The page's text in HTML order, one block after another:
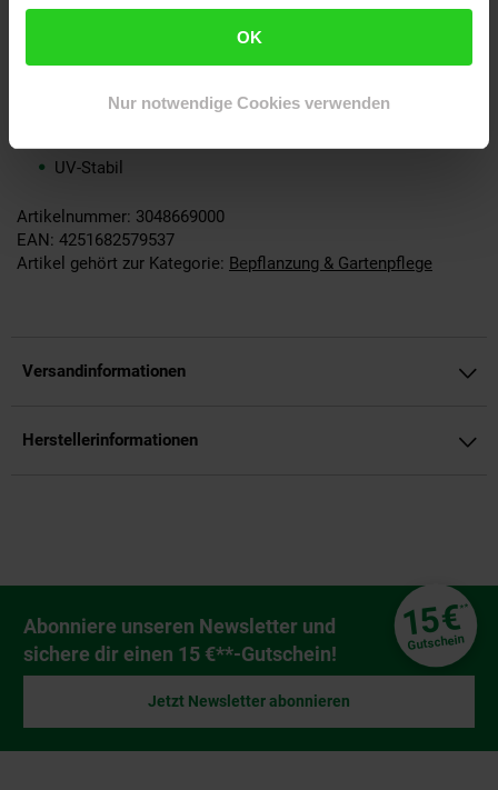
OK
Nur notwendige Cookies verwenden
beidseitig verstärkter Nagelrand zur Befestigung
Material: Polyethylenfolie (PE)
sehr widerstandsfähig
Frost- und Hagelbeständig
UV-Stabil
Artikelnummer: 3048669000
EAN: 4251682579537
Artikel gehört zur Kategorie: Bepflanzung & Gartenpflege
Versandinformationen
Herstellerinformationen
Newsletter Anmeldung
Abonniere unseren Newsletter und
sichere dir einen 15 €**-Gutschein!
15€**
Gutschein
Jetzt Newsletter abonnieren